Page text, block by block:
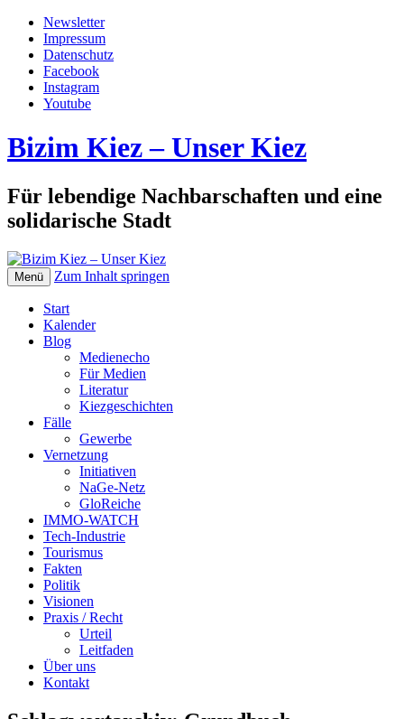
Newsletter
Impressum
Datenschutz
Facebook
Instagram
Youtube
Bizim Kiez – Unser Kiez
Für lebendige Nachbarschaften und eine
solidarische Stadt
Menü Zum Inhalt springen
Start
Kalender
Blog
Medienecho
Für Medien
Literatur
Kiezgeschichten
Fälle
Gewerbe
Vernetzung
Initiativen
NaGe-Netz
GloReiche
IMMO-WATCH
Tech-Industrie
Tourismus
Fakten
Politik
Visionen
Praxis / Recht
Urteil
Leitfaden
Über uns
Kontakt